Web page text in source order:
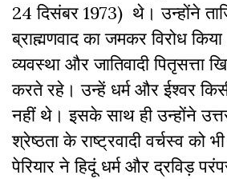
24 दिसंबर 1973) थे। उन्होंने
ब्राह्मणवाद का जमकर विरोध
व्यवस्था और जातिवादी पितृसत्ता
करते रहे। उन्हें धर्म और ईश्वर
नहीं थे। इसके साथ ही उन्होंने
श्रेष्ठता के राष्ट्रवादी वर्चस्व को
पेरियार ने हिदूं धर्म और द्रविड़